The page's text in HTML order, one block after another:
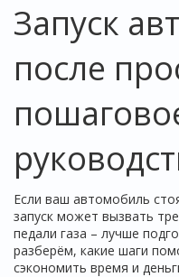
Запуск
после
Если ваш автомобиль
запуск может вызвать
педали газа – лучше
разберём, какие шаги
сэкономить время и